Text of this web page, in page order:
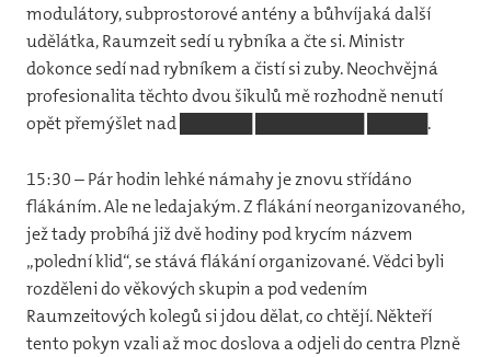
modulátory, subprostorové antény a bůhvíjaká další
udělátka, Raumzeit sedí u rybníka a čte si. Ministr
dokonce sedí nad rybníkem a čistí si zuby. Neochvějná
profesionalita těchto dvou šikulů mě rozhodně nenutí
opět přemýšlet nad ██████ █████████ █████.
15:30 – Pár hodin lehké námahy je znovu střídáno
flákáním. Ale ne ledajakým. Z flákání neorganizovaného,
jež tady probíhá již dvě hodiny pod krycím názvem
„polední klid“, se stává flákání organizované. Vědci byli
rozděleni do věkových skupin a pod vedením
Raumzeitových kolegů si jdou dělat, co chtějí. Někteří
tento pokyn vzali až moc doslova a odjeli do centra Plzně